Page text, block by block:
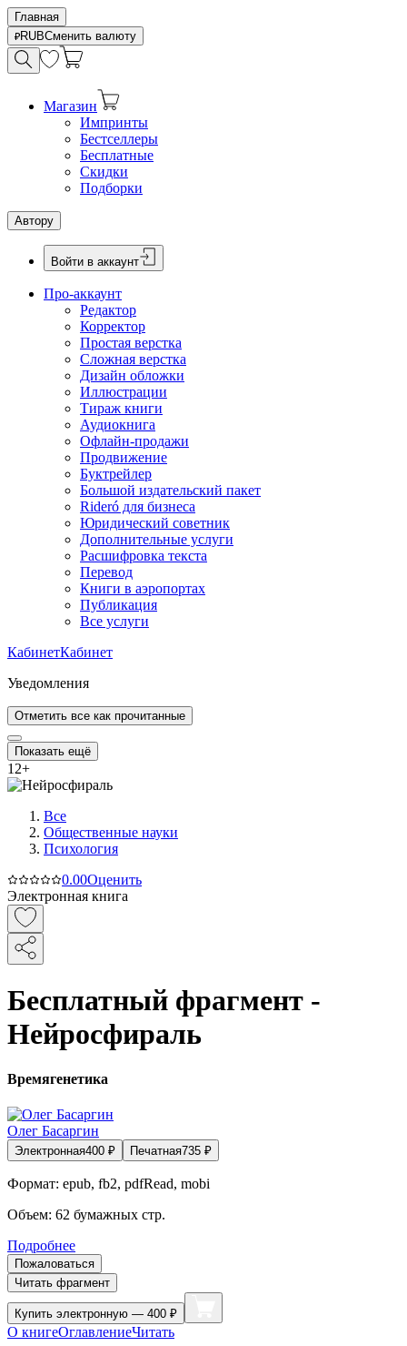
Главная
RUBСменить валюту
Магазин
Импринты
Бестселлеры
Бесплатные
Скидки
Подборки
Автору
Войти в аккаунт
Про-аккаунт
Редактор
Корректор
Простая верстка
Сложная верстка
Дизайн обложки
Иллюстрации
Тираж книги
Аудиокнига
Офлайн-продажи
Продвижение
Буктрейлер
Большой издательский пакет
Rideró для бизнеса
Юридический советник
Дополнительные услуги
Расшифровка текста
Перевод
Книги в аэропортах
Публикация
Все услуги
КабинетКабинет
Уведомления
Отметить все как прочитанные
Показать ещё
12+
Все
Общественные науки
Психология
0.00Оценить
Электронная книга
Бесплатный фрагмент -
Нейросфираль
Времягенетика
Олег Басаргин
Электронная400 ₽ Печатная735 ₽
Формат: epub, fb2, pdfRead, mobi
Объем: 62 бумажных стр.
Подробнее
Пожаловаться
Читать фрагмент
Купить электронную — 400 ₽
О книгеОглавлениеЧитать